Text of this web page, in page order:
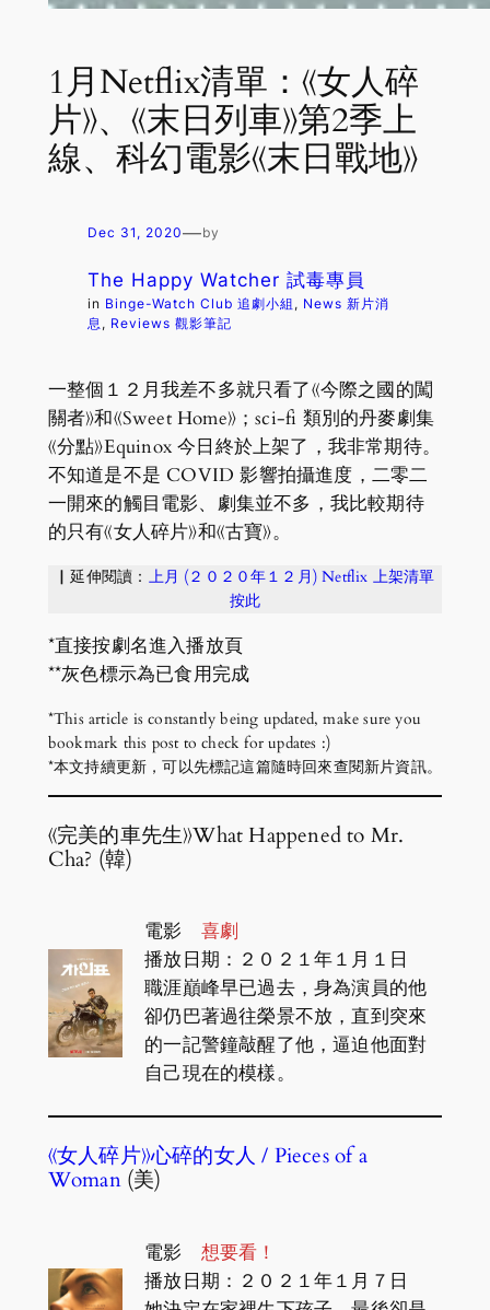
1月Netflix清單：《女人碎
片》、《末日列車》第2季上
線、科幻電影《末日戰地》
Dec 31, 2020—by
The Happy Watcher 試毒專員
in Binge-Watch Club 追劇小組 , News 新片消
息 , Reviews 觀影筆記
一整個１２月我差不多就只看了《今際之國的闖
關者》和《Sweet Home》；sci-fi 類別的丹麥劇集
《分點》Equinox 今日終於上架了，我非常期待。
不知道是不是 COVID 影響拍攝進度，二零二
一開來的觸目電影、劇集並不多，我比較期待
的只有《女人碎片》和《古寶》。
▏延伸閱讀： 上月 (２０２０年１２月) Netflix 上架清單
按此
*直接按劇名進入播放頁
**灰色標示為已食用完成
*This article is constantly being updated, make sure you
bookmark this post to check for updates :)
*本文持續更新，可以先標記這篇隨時回來查閱新片資訊。
《完美的車先生》What Happened to Mr.
Cha? (韓)
電影 喜劇
播放日期：２０２１年１月１日
職涯巔峰早已過去，身為演員的他
卻仍巴著過往榮景不放，直到突來
的一記警鐘敲醒了他，逼迫他面對
自己現在的模樣。
《女人碎片》心碎的女人 / Pieces of a
Woman(美)
電影 想要看！
播放日期：２０２１年１月７日